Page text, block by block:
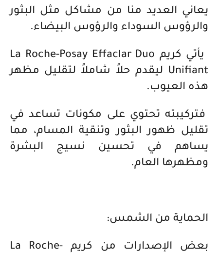
يعاني العديد منا من مشاكل مثل البثور
والرؤوس السوداء والرؤوس البيضاء.
يأتي كريم La Roche-Posay Effaclar Duo
Unifiant ليقدم حلاً شاملاً لتقليل مظهر
هذه العيوب.
فتركيبته تحتوي على مكونات تساعد في
تقليل ظهور البثور وتنقية المسام، مما
يساهم في تحسين نسيج البشرة
ومظهرها العام.
الحماية من الشمس:
بعض الإصدارات من كريم La Roche-